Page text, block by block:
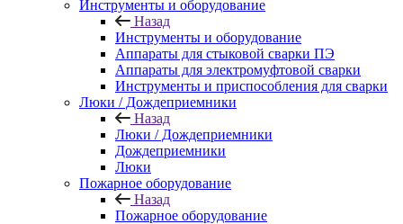
Инструменты и оборудование
Назад
Инструменты и оборудование
Аппараты для стыковой сварки ПЭ
Аппараты для электромуфтовой сварки
Инструменты и приспособления для сварки
Люки / Дождеприемники
Назад
Люки / Дождеприемники
Дождеприемники
Люки
Пожарное оборудование
Назад
Пожарное оборудование